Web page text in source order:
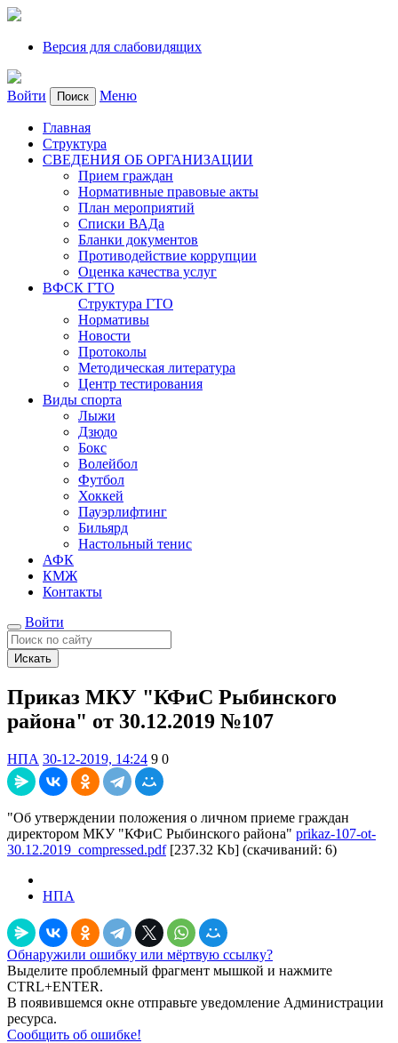
Версия для слабовидящих
Войти Поиск Меню
Главная
Структура
СВЕДЕНИЯ ОБ ОРГАНИЗАЦИИ
Прием граждан
Нормативные правовые акты
План мероприятий
Списки ВАДа
Бланки документов
Противодействие коррупции
Оценка качества услуг
ВФСК ГТО
Структура ГТО
Нормативы
Новости
Протоколы
Методическая литература
Центр тестирования
Виды спорта
Лыжи
Дзюдо
Бокс
Волейбол
Футбол
Хоккей
Пауэрлифтинг
Бильярд
Настольный тенис
АФК
КМЖ
Контакты
Войти
Искать
Приказ МКУ "КФиС Рыбинского
района" от 30.12.2019 №107
НПА 30-12-2019, 14:24 9 0
"Об утверждении положения о личном приеме граждан
директором МКУ "КФиС Рыбинского района" prikaz-107-ot-
30.12.2019_compressed.pdf[237.32 Kb] (cкачиваний: 6)
НПА
Обнаружили ошибку или мёртвую ссылку?
Выделите проблемный фрагмент мышкой и нажмите
CTRL+ENTER.
В появившемся окне отправьте уведомление Администрации
ресурса.
Сообщить об ошибке!